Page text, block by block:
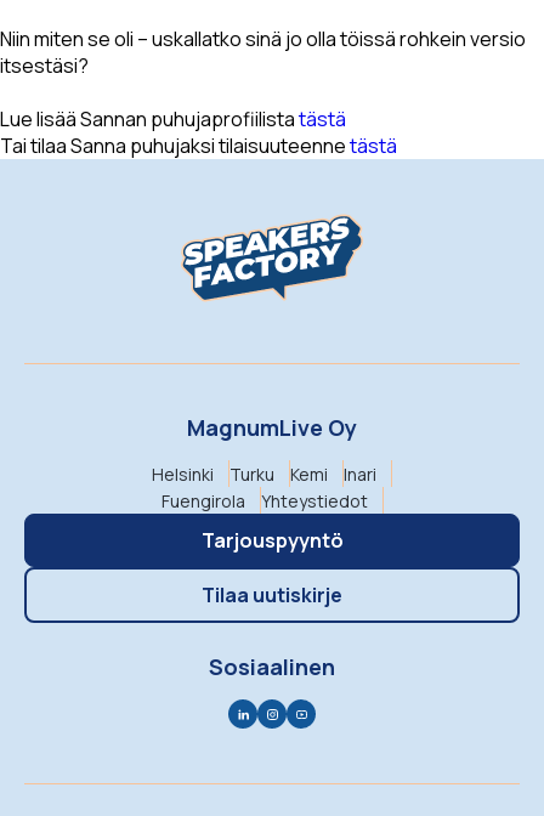
Niin miten se oli – uskallatko sinä jo olla töissä rohkein versio
itsestäsi?
Lue lisää Sannan puhujaprofiilistatästä
Tai tilaa Sanna puhujaksi tilaisuuteennetästä
MagnumLive Oy
Helsinki Turku Kemi
Inari
Fuengirola
Yhteystiedot
Tarjouspyyntö
Tilaa uutiskirje
Sosiaalinen